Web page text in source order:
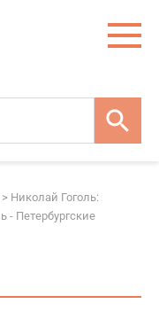
> Николай Гоголь:
- Петербургские